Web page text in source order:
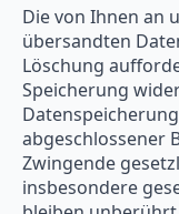
Die von Ihnen an
übersandten
Löschung
Speicherung
abgeschlossener
Zwingende
insbesondere